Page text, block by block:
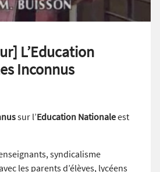
L’Education
Inconnus
sur l’Education Nationaleest
syndicalisme
les parents d’élèves, lycéens